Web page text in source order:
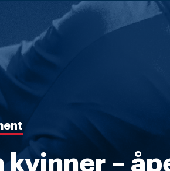
kvinner –